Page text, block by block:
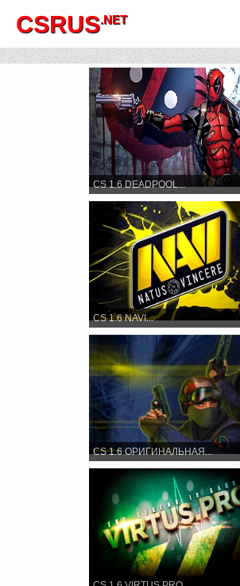
CSRUS.NET
CS 1.6 DEADPOOL...
CS 1.6 NAVI...
CS 1.6 ОРИГИНАЛЬНАЯ...